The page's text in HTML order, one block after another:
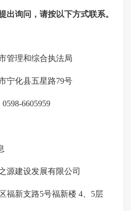
出询问，请按以下方式联系。
管理和综合执法局
宁化县五星路79号
0598-6605959
源建设发展有限公司
福新支路5号福新楼 4、5层